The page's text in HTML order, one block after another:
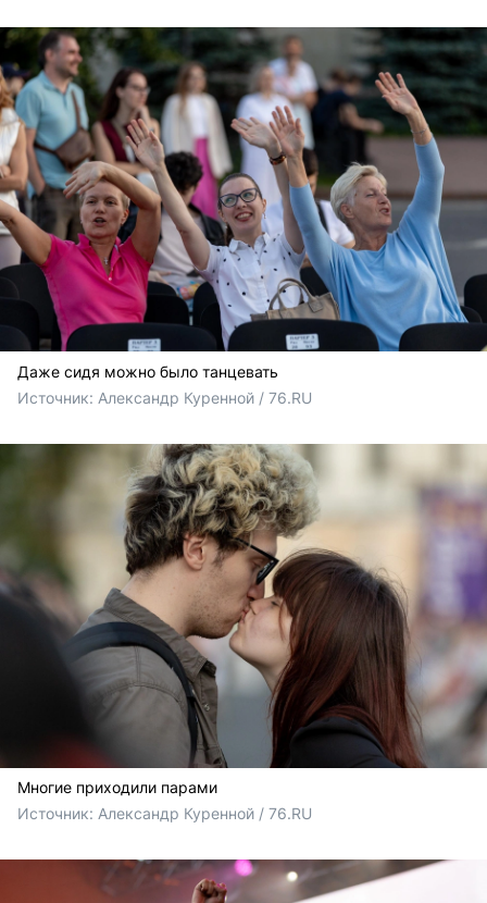
Даже сидя можно было танцевать
Источник: Александр Куренной / 76.RU
Многие приходили парами
Источник: Александр Куренной / 76.RU